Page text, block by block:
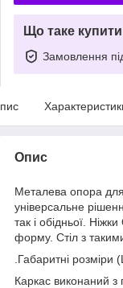
Що таке
Замовлення
Опис
Металева опора
універсальне
так і обідньої.
форму. Стіл з
.Габаритні
Каркас виконаний